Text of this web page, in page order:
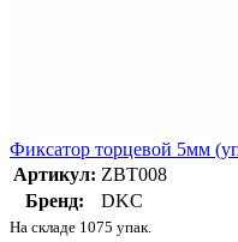
Фиксатор торцевой 5мм
Артикул: ZBT008
Бренд:
DKC
На складе 1075 упак.